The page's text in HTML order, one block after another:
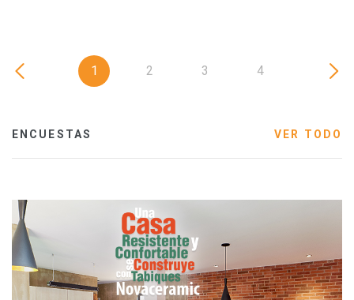
1 2 3 4
ENCUESTAS VER TODO